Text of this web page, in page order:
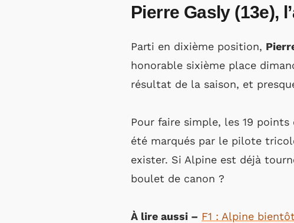
Pierre Gasly (13e),
Parti en dixième position,
honorable sixième place
résultat de la saison, et
Pour faire simple, les 19
été marqués par le pilote
exister. Si Alpine est déjà
boulet de canon ?
À lire aussi – F1 : Alpine